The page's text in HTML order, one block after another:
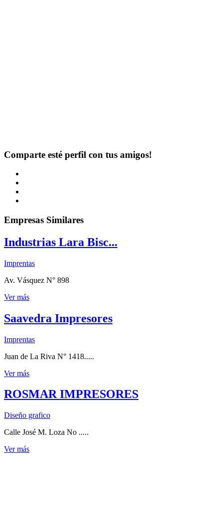
Comparte esté perfil con tus amigos!
Empresas Similares
Industrias Lara Bisc...
Imprentas
Av. Vásquez N° 898
Ver más
Saavedra Impresores
Imprentas
Juan de La Riva N° 1418.....
Ver más
ROSMAR IMPRESORES
Diseño grafico
Calle José M. Loza No .....
Ver más